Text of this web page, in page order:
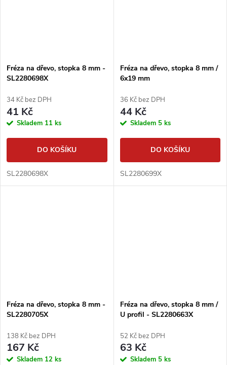
Fréza na dřevo, stopka 8 mm -
SL2280698X
34 Kč bez DPH
41 Kč
Skladem 11 ks
DO KOŠÍKU
SL2280698X
Fréza na dřevo, stopka 8 mm /
6x19 mm
36 Kč bez DPH
44 Kč
Skladem 5 ks
DO KOŠÍKU
SL2280699X
Fréza na dřevo, stopka 8 mm -
SL2280705X
138 Kč bez DPH
167 Kč
Skladem 12 ks
Fréza na dřevo, stopka 8 mm /
U profil - SL2280663X
52 Kč bez DPH
63 Kč
Skladem 5 ks